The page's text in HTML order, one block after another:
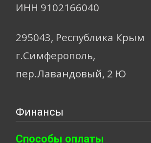
ИНН 9102166040
295043, Республика Крым
г.Симферополь,
пер.Лавандовый, 2 Ю
Финансы
Способы оплаты